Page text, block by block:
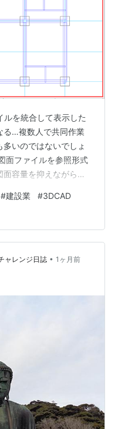
を統合して表示した
る…複数人で共同作業
いのではないでしょ
面ファイルを参照形式
容量を抑えながら必
きるので、作業効率
とは CADのチームワ
BIMモデルを複数のメ
能です。 ネットワーク
ルタイムで管理し、
#建設業 #3DCAD
ャレンジ日誌 • 1ヶ月前